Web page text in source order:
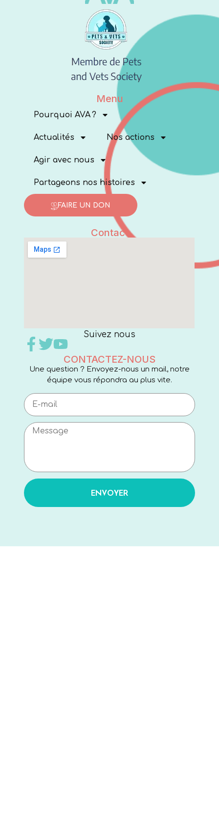
Menu
Pourquoi AVA ?
Actualités Nos actions
Agir avec nous
Partageons nos histoires
FAIRE UN DON
Contact
Suivez nous
CONTACTEZ-NOUS
Une question ? Envoyez-nous un mail, notre
équipe vous répondra au plus vite.
ENVOYER